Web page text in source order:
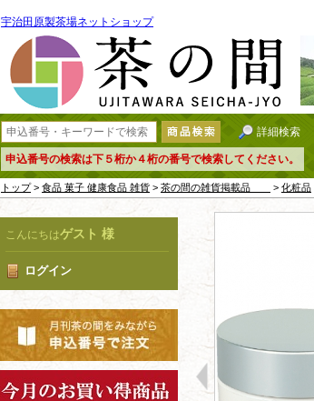
宇治田原製茶場ネットショップ
詳細検索
申込番号の検索は下５桁か４桁の番号で検索してください。
トップ> 食品 菓子 健康食品 雑貨 > 茶の間の雑貨掲載品 > 化粧品
こんにちはゲスト 様
ログイン